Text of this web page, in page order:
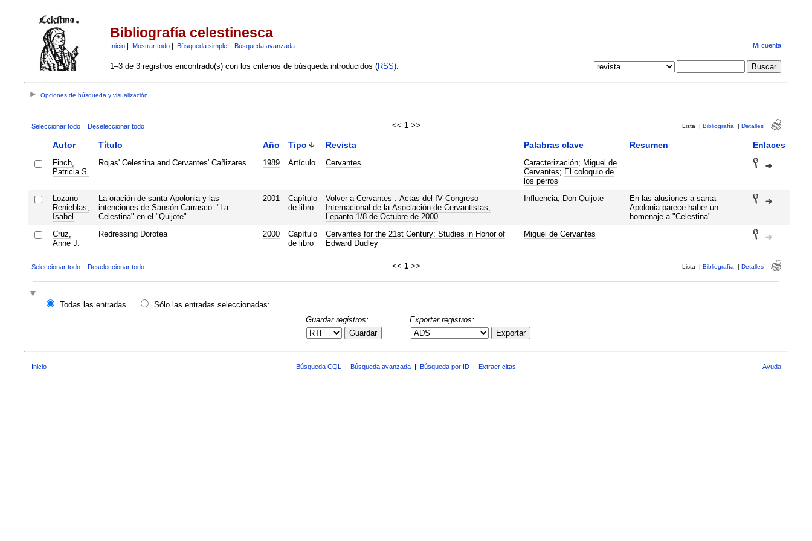
Bibliografía celestinesca
Inicio| Mostrar todo| Búsqueda simple| Búsqueda avanzada Mi cuenta
1–3 de 3 registros encontrado(s) con los criterios de búsqueda introducidos (RSS):
Opciones de búsqueda y visualización
Seleccionar todo Deseleccionar todo << 1 >> Lista | Bibliografía | Detalles
Autor Título Año Tipo Revista Palabras clave Resumen Enlaces
Finch,
Patricia S.
Rojas' Celestina and Cervantes' Cañizares 1989 Artículo Cervantes Caracterización; Miguel de
Cervantes; El coloquio de
los perros
Lozano
Renieblas,
Isabel
La oración de santa Apolonia y las
intenciones de Sansón Carrasco: "La
Celestina" en el "Quijote"
2001
Capítulo
de libro
Volver a Cervantes : Actas del IV Congreso
Internacional de la Asociación de Cervantistas,
Lepanto 1/8 de Octubre de 2000
Influencia; Don Quijote
En las alusiones a santa
Apolonia parece haber un
homenaje a "Celestina".
Cruz,
Anne J.
Redressing Dorotea 2000
Capítulo
de libro
Cervantes for the 21st Century: Studies in Honor of
Edward Dudley
Miguel de Cervantes
Seleccionar todo Deseleccionar todo << 1 >> Lista | Bibliografía | Detalles
Todas las entradas
Sólo las entradas seleccionadas:
Guardar registros:
Guardar
Exportar registros:
Exportar
Inicio Búsqueda CQL Búsqueda avanzada Búsqueda por ID Extraer citas Ayuda